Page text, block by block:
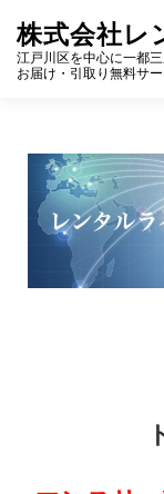
株式会社レ
江戸川区を中心に一都
保険補償制度